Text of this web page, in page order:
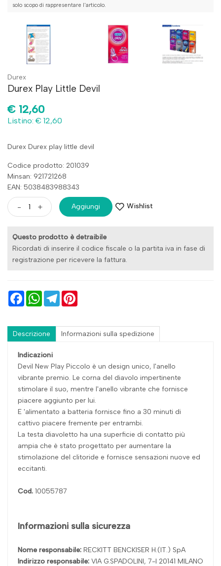
solo scopo di rappresentare l'articolo.
Durex
Durex Play Little Devil
€ 12,60
Listino: € 12,60
Durex Durex play little devil
Codice prodotto: 201039
Minsan: 921721268
EAN: 5038483988343
- + Aggiungi Wishlist
Questo prodotto è detraibile
Ricordati di inserire il codice fiscale o la partita iva in fase di
registrazione per ricevere la fattura.
FacebookWhatsAppTelegram
Descrizione Informazioni sulla spedizione
Indicazioni
Devil New Play Piccolo è un design unico, l'anello
vibrante premio. Le corna del diavolo impertinente
stimolare il suo, mentre l'anello vibrante che fornisce
piacere aggiunto per lui.
E 'alimentato a batteria fornisce fino a 30 minuti di
cattivo piacere fremente per entrambi.
La testa diavoletto ha una superficie di contatto più
ampia che è stato progettato per aumentare la
stimolazione del clitoride e fornisce sensazioni nuove ed
eccitanti.
Cod. 10055787
Informazioni sulla sicurezza
Nome responsabile: RECKITT BENCKISER H.(IT.) SpA
Indirizzo responsabile: VIA G.SPADOLINI, 7-I 20141 MILANO